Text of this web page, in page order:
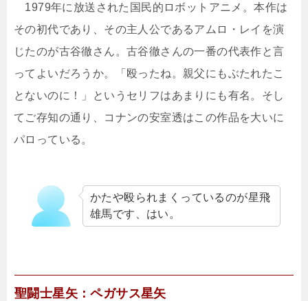
1979年に放送された国民的ロボットアニメ。本作は
その初代であり、その主人公であるアムロ・レイを演
じたのが古谷徹さん。古谷徹さんの一番の代表作と言
ってよいだろうか。「殴ったね。親父にもぶたれたこ
とないのに！」というセリフはあまりにも有名。そし
てご存知の通り、コナンの安室透はこの作品を大いに
パロっている。
かたや殴られまくっているのが星飛
雄馬です、はい。
聖闘士星矢：ペガサス星矢